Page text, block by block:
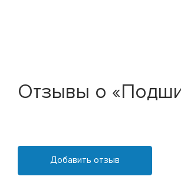
Отзывы о
Добавить отзыв